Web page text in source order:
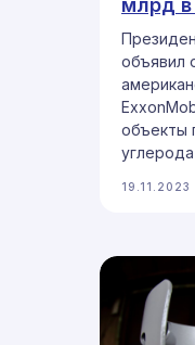
объявил
объекты
19.11.2023